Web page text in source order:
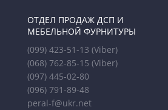
ОТДЕЛ ПРОДАЖ ДСП И
МЕБЕЛЬНОЙ ФУРНИТУРЫ
(099) 423-51-13(Viber)
(068) 762-85-15(Viber)
(097) 445-02-80
(096) 791-89-48
peral-f@ukr.net